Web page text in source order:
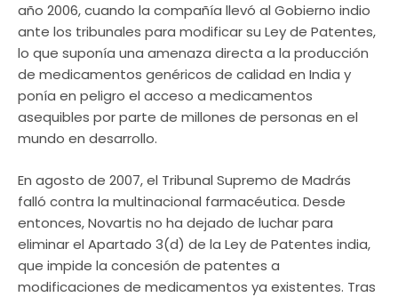
año 2006, cuando la compañía llevó al Gobierno indio
ante los tribunales para modificar su Ley de Patentes,
lo que suponía una amenaza directa a la producción
de medicamentos genéricos de calidad en India y
ponía en peligro el acceso a medicamentos
asequibles por parte de millones de personas en el
mundo en desarrollo.
En agosto de 2007, el Tribunal Supremo de Madrás
falló contra la multinacional farmacéutica. Desde
entonces, Novartis no ha dejado de luchar para
eliminar el Apartado 3(d) de la Ley de Patentes india,
que impide la concesión de patentes a
modificaciones de medicamentos ya existentes. Tras